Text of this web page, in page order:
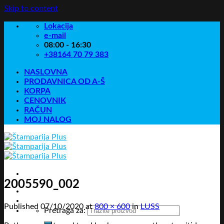
Skip to content
Lokacija
e-mail
08:00 - 16:30
+38164 70 79 383
NASLOVNA
PRODAVNICA OD A-Š
KORPA
CENOVNIK
RAČUN
MOJ NALOG
Pretraga za:
2005590_002
Published 07/10/2020 at800 × 600inLUSS